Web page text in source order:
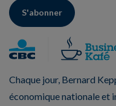
S'abonner
Chaque jour, Bernard
économique nationale et